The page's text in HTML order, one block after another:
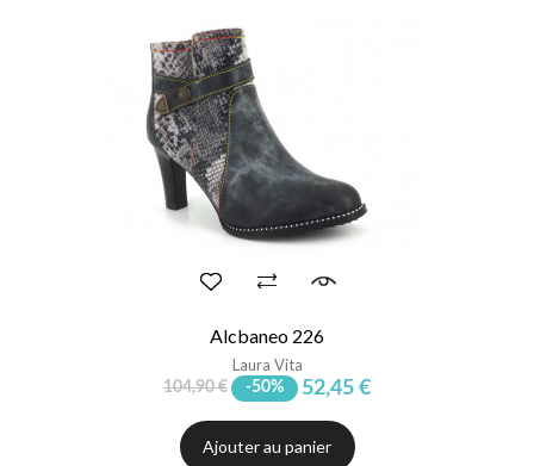
Alcbaneo 226
Laura Vita
104,90 € -50% 52,45 €
Ajouter au panier